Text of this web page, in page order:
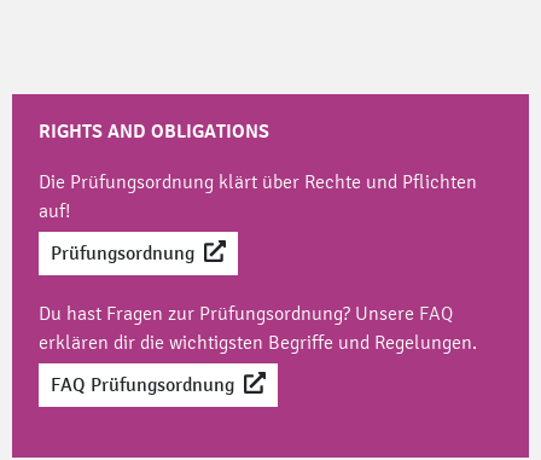
RIGHTS AND OBLIGATIONS
Die Prüfungsordnung klärt über Rechte und Pflichten
auf!
Prüfungsordnung
Du hast Fragen zur Prüfungsordnung? Unsere FAQ
erklären dir die wichtigsten Begriffe und Regelungen.
FAQ Prüfungsordnung